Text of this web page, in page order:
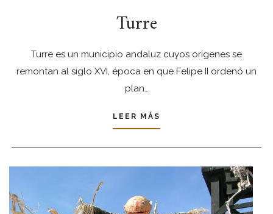
Turre
Turre es un municipio andaluz cuyos orígenes se
remontan al siglo XVI, época en que Felipe II ordenó un
plan…
LEER MÁS